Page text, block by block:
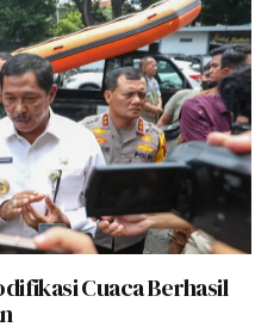
Cuaca Berhasil